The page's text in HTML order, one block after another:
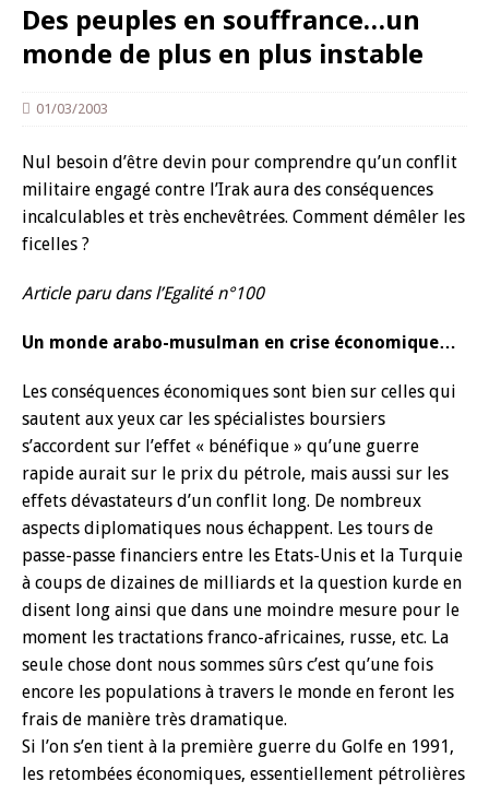
Des peuples en souffrance…un
monde de plus en plus instable
01/03/2003
Nul besoin d’être devin pour comprendre qu’un conflit
militaire engagé contre l’Irak aura des conséquences
incalculables et très enchevêtrées. Comment démêler les
ficelles ?
Article paru dans l’Egalité n°100
Un monde arabo-musulman en crise économique…
Les conséquences économiques sont bien sur celles qui
sautent aux yeux car les spécialistes boursiers
s’accordent sur l’effet « bénéfique » qu’une guerre
rapide aurait sur le prix du pétrole, mais aussi sur les
effets dévastateurs d’un conflit long. De nombreux
aspects diplomatiques nous échappent. Les tours de
passe-passe financiers entre les Etats-Unis et la Turquie
à coups de dizaines de milliards et la question kurde en
disent long ainsi que dans une moindre mesure pour le
moment les tractations franco-africaines, russe, etc. La
seule chose dont nous sommes sûrs c’est qu’une fois
encore les populations à travers le monde en feront les
frais de manière très dramatique.
Si l’on s’en tient à la première guerre du Golfe en 1991,
les retombées économiques, essentiellement pétrolières